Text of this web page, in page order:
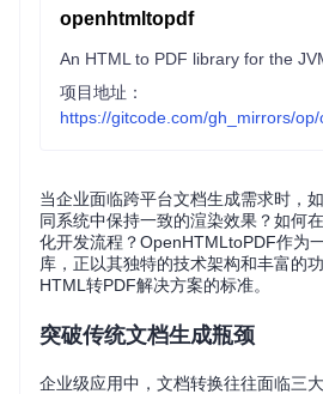
openhtmltopdf
项目地址：
https://gitcode.com/gh_mirrors/
当企业面临跨平台文档生成需求时，
同系统中保持一致的渲染效果？如何
化开发流程？OpenHTMLtoPDF作为
库，正以其独特的技术架构和丰富的
HTML转PDF解决方案的标准。
突破传统文档生成瓶颈
企业级应用中，文档转换往往面临三